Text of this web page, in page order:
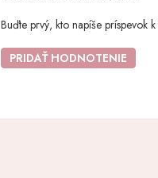
Buďte prvý, kto napíše príspevok
PRIDAŤ HODNOTENIE